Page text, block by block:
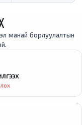
манай борлуулалтын